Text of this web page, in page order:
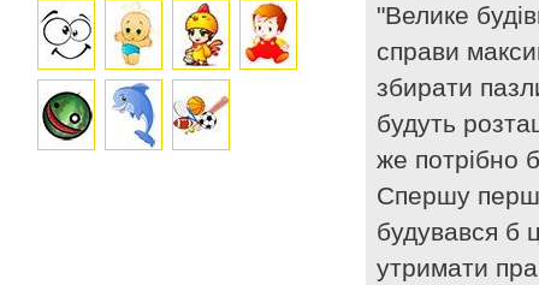
"Велике
справи
збирати
будуть
же потрібно
Спершу
будувався б
утримати